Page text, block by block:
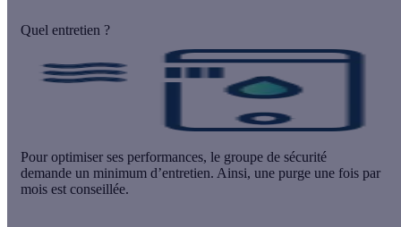
Quel entretien ?
Pour optimiser ses performances, le groupe de sécurité
demande un minimum d’entretien. Ainsi, une purge une fois par
mois est conseillée.